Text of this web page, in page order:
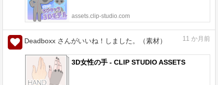
assets.clip-studio.com
Deadboxx さんがいいね！しました。（素材） 11 か月前
3D女性の手 - CLIP STUDIO ASSETS